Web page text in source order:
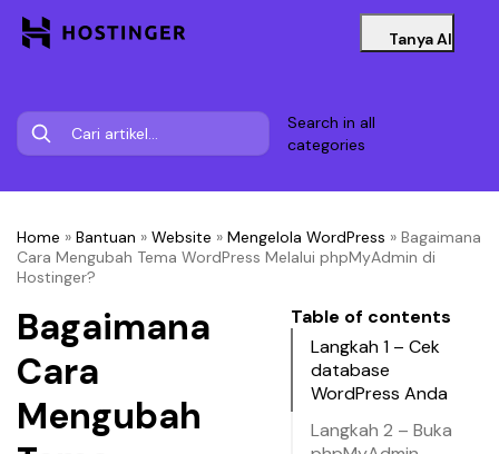
Tanya AI
Search in all
categories
Home » Bantuan » Website » Mengelola WordPress » Bagaimana
Cara Mengubah Tema WordPress Melalui phpMyAdmin di
Hostinger?
Bagaimana
Cara
Mengubah
Table of contents
Langkah 1 – Cek
database
WordPress Anda
Langkah 2 – Buka